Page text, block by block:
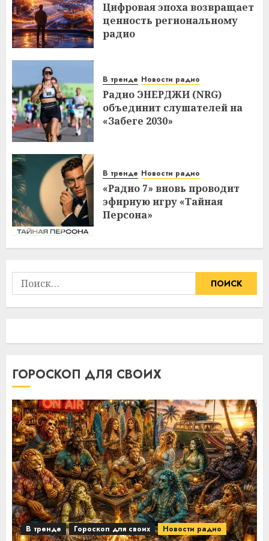
Цифровая эпоха возвращает
ценность региональному
радио
В тренде Новости радио
Радио ЭНЕРДЖИ (NRG)
объединит слушателей на
«Забеге 2030»
В тренде Новости радио
«Радио 7» вновь проводит
эфирную игру «Тайная
Персона»
Найти:
ГОРОСКОП ДЛЯ СВОИХ
В тренде Гороскоп для своих Новости радио